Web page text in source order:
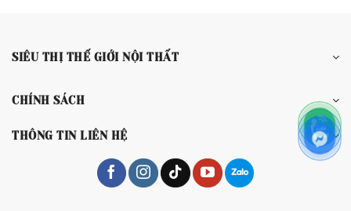
SIÊU THỊ THẾ GIỚI NỘI THẤT
CHÍNH SÁCH
THÔNG TIN LIÊN HỆ